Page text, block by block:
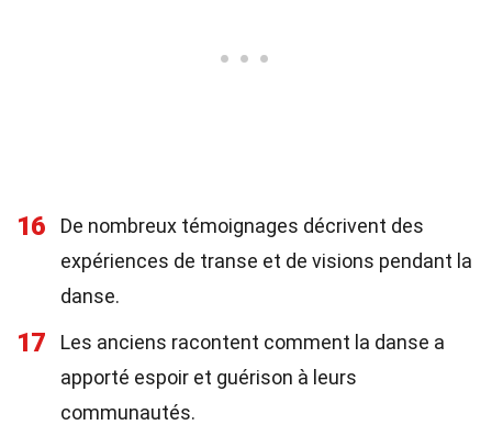
16
De nombreux témoignages décrivent des
expériences de transe et de visions pendant la
danse.
17
Les anciens racontent comment la danse a
apporté espoir et guérison à leurs
communautés.